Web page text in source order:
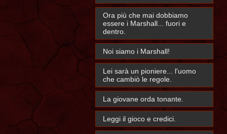
Ora più che mai dobbiamo
essere i Marshall... fuori e
dentro.
Noi siamo i Marshall!
Lei sarà un pioniere... l'uomo
che cambiò le regole.
La giovane orda tonante.
Leggi il gioco e credici.